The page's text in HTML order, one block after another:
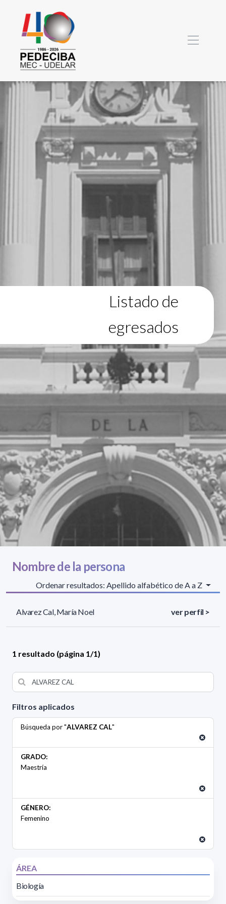
Listado de
egresados
Filtros aplicados
Búsqueda por "ALVAREZ CAL"
GRADO:
Maestría
GÉNERO:
Femenino
ÁREA
Biología
Nombre de la persona
Ordenar resultados: Apellido alfabético de A a Z
Alvarez Cal, María Noel ver perfil >
1 resultado (página 1/1)